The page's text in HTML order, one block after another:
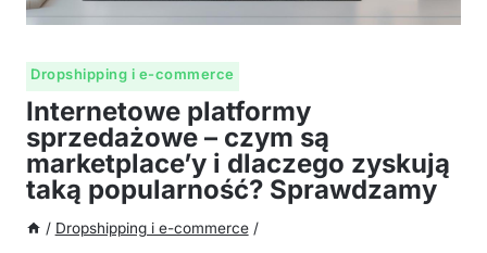
Dropshipping i e-commerce
Internetowe platformy
sprzedażowe – czym są
marketplace’y i dlaczego zyskują
taką popularność? Sprawdzamy
/ Dropshipping i e-commerce /